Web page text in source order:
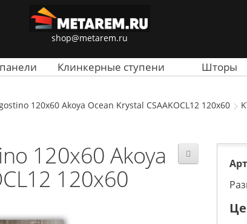
shop@metarem.ru
Клинкерные ступени Шторы
120x60 Akoya Ocean Krystal CSAAKOCL12 120x60
120x60 Akoya
120x60